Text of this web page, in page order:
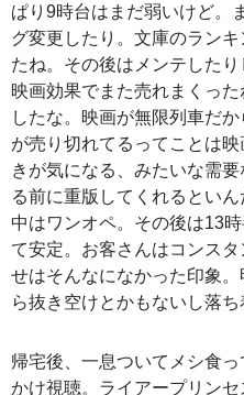
ぱり9時台はまだ弱いけど。
グ変更したり。文庫のラン
たね。その後はメンテした
映画効果でまた売れまくっ
したな。映画が無限列車だ
が売り切れてるってことは
きが気になる、みたいな需
る前に重版してくれるとい
中はワンオペ。その後は13
て安定。お客さんはコンス
せはそんなになかった印象
ら抜き空けとかもないし落
帰宅後、一息ついてメシ食
かけ視聴。ライアープリン